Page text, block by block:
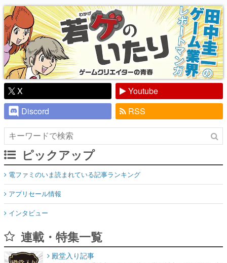
り】
X
Youtube
Discord
RSS
ピックアップ
電ファミのいま読まれている記事ランキング
アプリセール情報
インタビュー
連載・特集一覧
殿堂入り記事